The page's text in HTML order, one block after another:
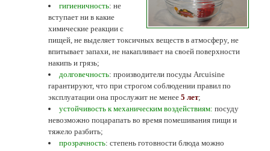
гигиеничность: не
вступает ни в какие
химические реакции с
пищей, не выделяет токсичных веществ в атмосферу, не
впитывает запахи, не накапливает на своей поверхности
накипь и грязь;
долговечность: производители посуды Arcuisine
гарантируют, что при строгом соблюдении правил по
эксплуатации она прослужит не менее 5 лет;
устойчивость к механическим воздействиям: посуду
невозможно поцарапать во время помешивания пищи и
тяжело разбить;
прозрачность: степень готовности блюда можно